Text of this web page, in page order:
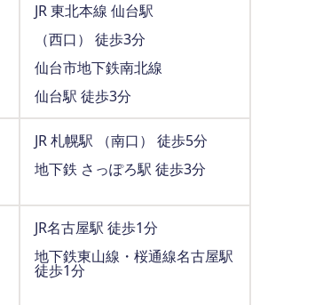
JR 東北本線 仙台駅
（西口） 徒歩3分
仙台市地下鉄南北線
仙台駅 徒歩3分
JR 札幌駅 （南口） 徒歩5分
地下鉄 さっぽろ駅 徒歩3分
JR名古屋駅 徒歩1分
地下鉄東山線・桜通線名古屋駅
徒歩1分